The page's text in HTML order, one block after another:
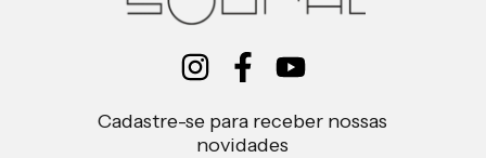
Cadastre-se para receber nossas
novidades